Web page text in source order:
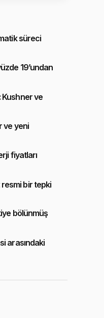
süreci
19’undan
Kushner ve
ve yeni
fiyatları
bir tepki
bölünmüş
arasındaki